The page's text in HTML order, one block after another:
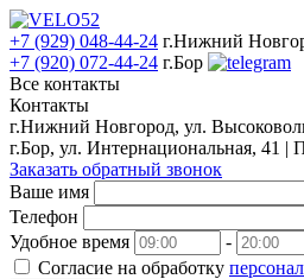
+7 (929) 048-44-24 г.Нижний
+7 (920) 072-44-24 г.Бор
Все контакты
Контакты
г.Нижний Новгород, ул.
г.Бор, ул. Интернациональная, 41
Заказать обратный звонок
Ваше имя
Телефон
Удобное время
-
Согласие на обработку